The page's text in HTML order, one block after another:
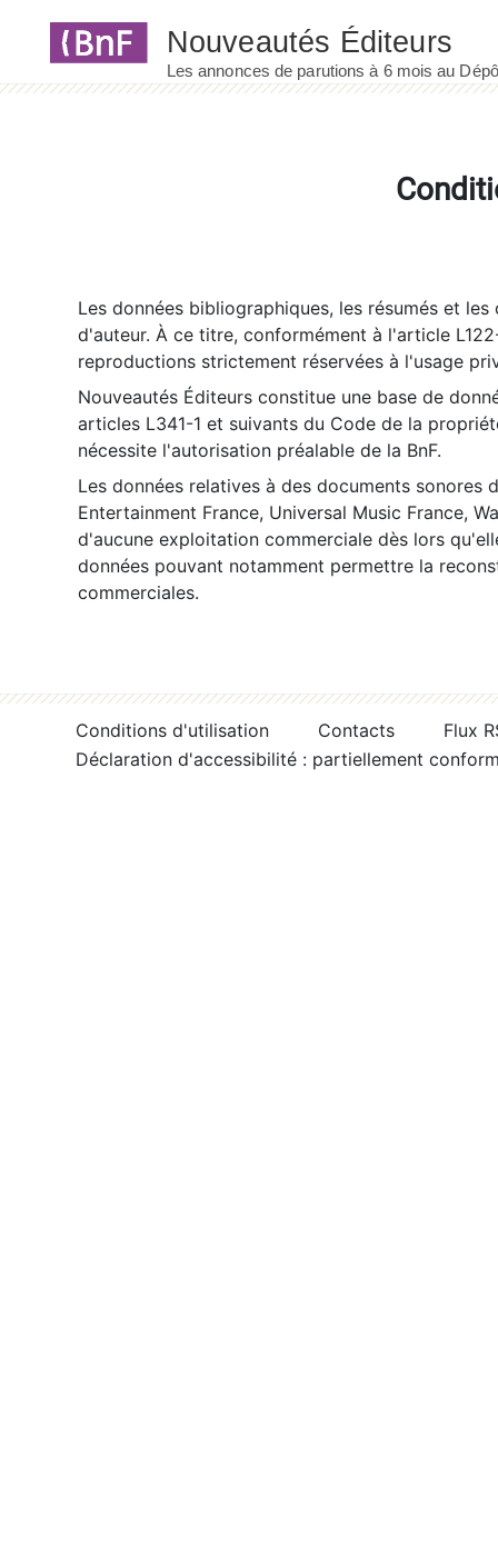
Les données bibliographiques, les résumés et
d'auteur. À ce titre, conformément à l'article
reproductions strictement réservées à l'usage
Nouveautés Éditeurs constitue une base de
articles L341-1 et suivants du Code de la
nécessite l'autorisation préalable de la BnF.
Les données relatives à des documents sonores
Entertainment France, Universal Music France,
d'aucune exploitation commerciale dès lors
données pouvant notamment permettre la
commerciales.
Conditions d'utilisation Contacts
Flux
Déclaration d'accessibilité : partiellement